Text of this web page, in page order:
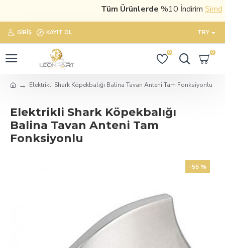
Tüm Ürünlerde%10 İndirimŞimdi
GIRIŞ KAYIT OL TRY
0 0
Elektrikli Shark Köpekbalığı Balina Tavan Anteni Tam Fonksiyonlu
Elektrikli Shark Köpekbalığı
Balina Tavan Anteni Tam
Fonksiyonlu
-55 %